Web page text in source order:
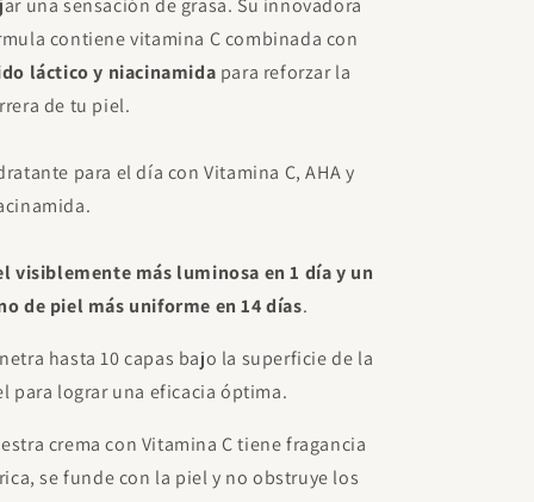
una sensación de grasa. Su innovadora
contiene vitamina C combinada con
láctico y niacinamida para reforzar la
de tu piel.
para el día con Vitamina C, AHA y
visiblemente más luminosa en 1 día y un
de piel más uniforme en 14 días.
hasta 10 capas bajo la superficie de la
para lograr una eficacia óptima.
crema con Vitamina C tiene fragancia
se funde con la piel y no obstruye los